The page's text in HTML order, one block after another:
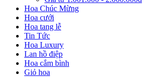
Hoa Chúc Mừng
Hoa cưới
Hoa tang lễ
Tin Tức
Hoa Luxury
Lan hồ điệp
Hoa cắm bình
Giỏ hoa